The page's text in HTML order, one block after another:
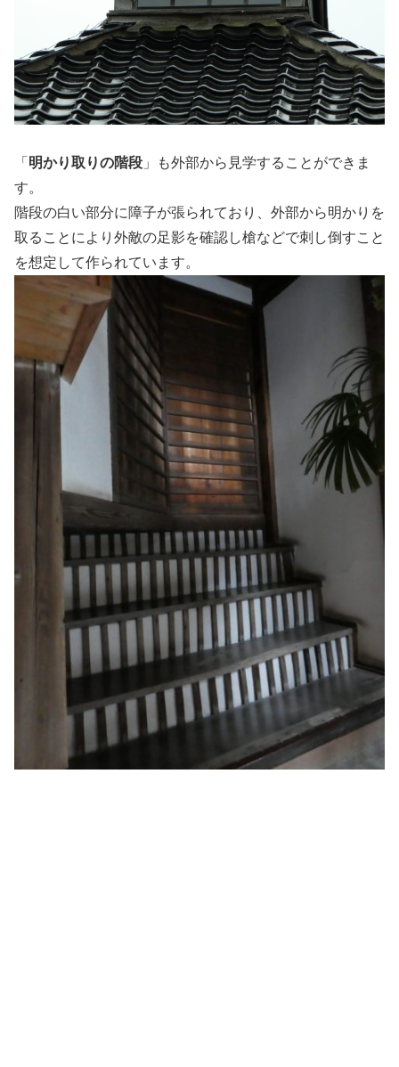
「 明かり取りの階段 」も外部から見学することができま
す。
階段の白い部分に障子が張られており、外部から明かりを
取ることにより外敵の足影を確認し槍などで刺し倒すこと
を想定して作られています。